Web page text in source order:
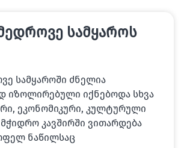
სამყაროს
სამყაროში ძნელია
იზოლირებული იქნებოდა სხვა
ეკონომიკური, კულტურული
კავშირში ვითარდება
ნაწილსაც